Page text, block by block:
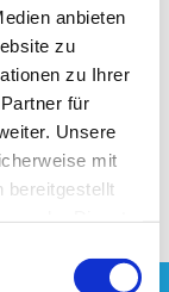
anbieten
zu
zu Ihrer
für
Unsere
mit
bereitgestellt
nutzen.
können.